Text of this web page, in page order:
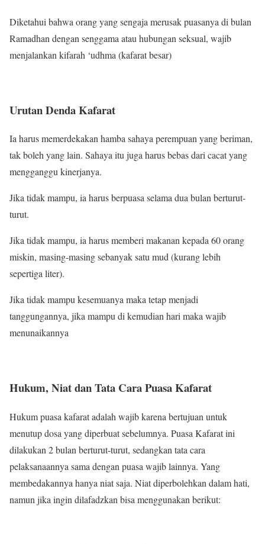
Diketahui bahwa orang yang sengaja merusak puasanya di bulan
Ramadhan dengan senggama atau hubungan seksual, wajib
menjalankan kifarah ‘udhma (kafarat besar)
Urutan Denda Kafarat
Ia harus memerdekakan hamba sahaya perempuan yang beriman,
tak boleh yang lain. Sahaya itu juga harus bebas dari cacat yang
mengganggu kinerjanya.
Jika tidak mampu, ia harus berpuasa selama dua bulan berturut-
turut.
Jika tidak mampu, ia harus memberi makanan kepada 60 orang
miskin, masing-masing sebanyak satu mud (kurang lebih
sepertiga liter).
Jika tidak mampu kesemuanya maka tetap menjadi
tanggungannya, jika mampu di kemudian hari maka wajib
menunaikannya
Hukum, Niat dan Tata Cara Puasa Kafarat
Hukum puasa kafarat adalah wajib karena bertujuan untuk
menutup dosa yang diperbuat sebelumnya. Puasa Kafarat ini
dilakukan 2 bulan berturut-turut, sedangkan tata cara
pelaksanaannya sama dengan puasa wajib lainnya. Yang
membedakannya hanya niat saja. Niat diperbolehkan dalam hati,
namun jika ingin dilafadzkan bisa menggunakan berikut: